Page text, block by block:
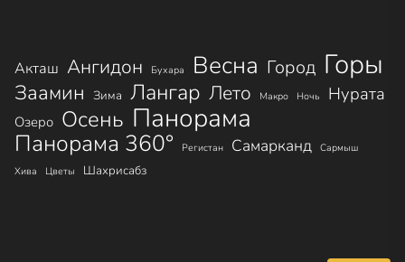
Акташ Ангидон Бухара Весна Город Горы
Заамин Зима Лангар Лето Макро Ночь Нурата
Озеро Осень Панорама
Панорама 360° Регистан Самарканд Сармыш
Хива
Цветы Шахрисабз